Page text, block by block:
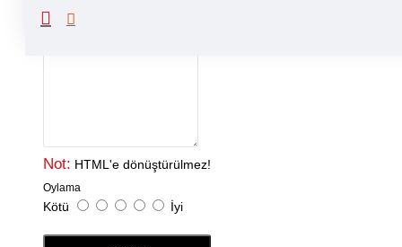
Not: HTML'e dönüştürülmez!
Oylama
Kötü İyi